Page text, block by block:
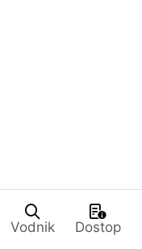
Vodnik Dostop